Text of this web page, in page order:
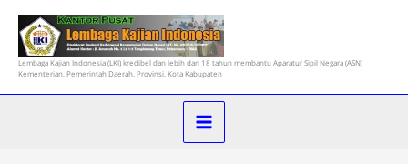
Lewati
konten
Lembaga Kajian Indonesia (LKI) kredibel dan lebih dari 18 tahun membantu Aparatur Sipil Negara (ASN)
Kementerian, Pemerintah Daerah, Provinsi, Kota Kabupaten